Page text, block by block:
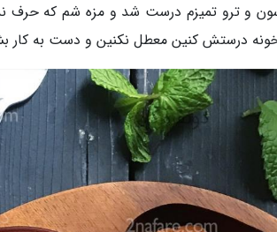
و ترو تمیزم درست شد و مزه شم که
درستش کنین معطل نکنین و دست به کار